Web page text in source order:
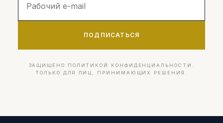
ПОДПИСАТЬСЯ
ЗАЩИЩЕНО ПОЛИТИКОЙ КОНФИДЕНЦИАЛЬНОСТИ.
ТОЛЬКО ДЛЯ ЛИЦ, ПРИНИМАЮЩИХ РЕШЕНИЯ.